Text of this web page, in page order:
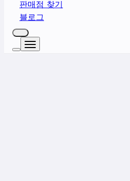
판매점 찾기
블로그